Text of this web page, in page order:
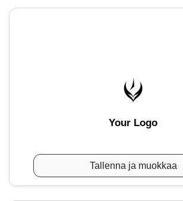
Your Logo
Tallenna ja muokkaa